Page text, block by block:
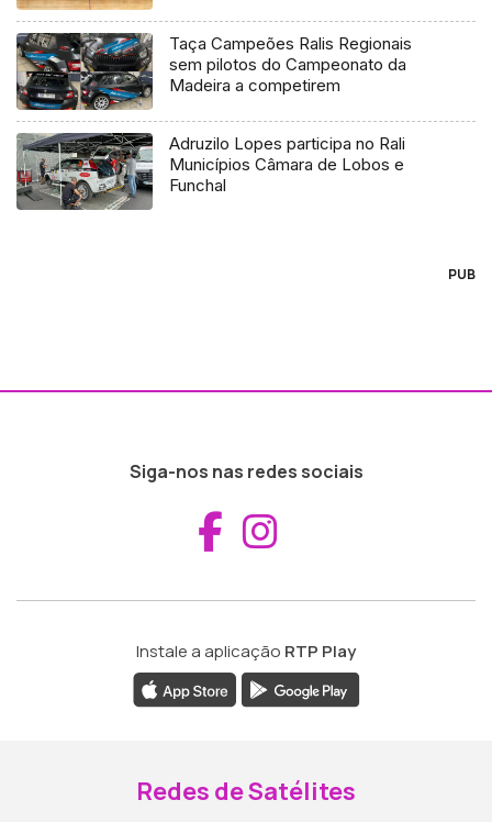
Taça Campeões Ralis Regionais
sem pilotos do Campeonato da
Madeira a competirem
Adruzilo Lopes participa no Rali
Municípios Câmara de Lobos e
Funchal
PUB
Siga-nos nas redes sociais
Aceder ao
Instale a aplicação RTP Play
Redes de Satélites